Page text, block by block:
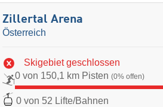
Zillertal Arena
Österreich
Skigebiet geschlossen
0 von 150,1 km Pisten (0% offen)
0 von 52 Lifte/Bahnen